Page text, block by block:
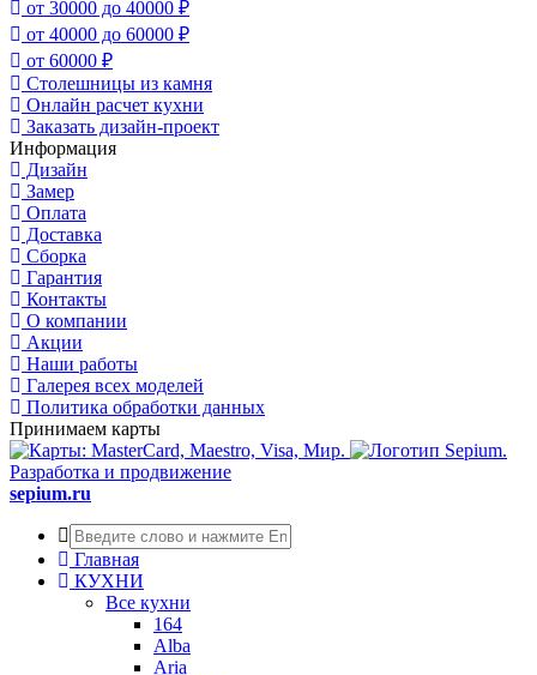
от 30000 до 40000 ₽
от 40000 до 60000 ₽
от 60000 ₽
Столешницы из камня
Онлайн расчет кухни
Заказать дизайн-проект
Информация
Дизайн
Замер
Оплата
Доставка
Сборка
Гарантия
Контакты
О компании
Акции
Наши работы
Галерея всех моделей
Политика обработки данных
Принимаем карты
Разработка и продвижение
sepium.ru
Главная
КУХНИ
Все кухни
164
Alba
Aria